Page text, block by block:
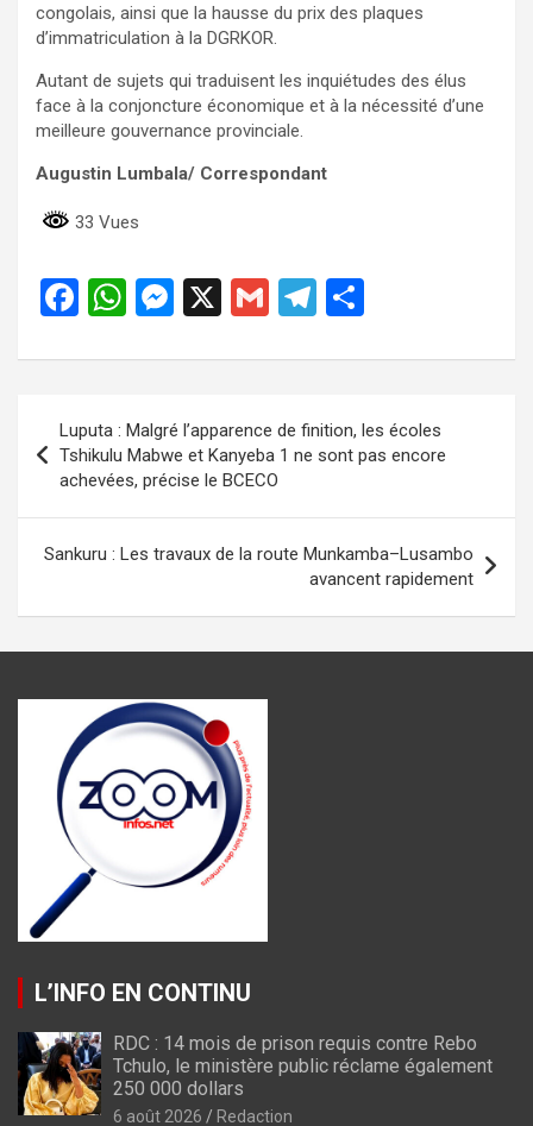
congolais, ainsi que la hausse du prix des plaques
d’immatriculation à la DGRKOR.
Autant de sujets qui traduisent les inquiétudes des élus
face à la conjoncture économique et à la nécessité d’une
meilleure gouvernance provinciale.
Augustin Lumbala/ Correspondant
33 Vues
F
ce
o
o
k
W
at
s
A
p
p
M
se
n
g
er
X
G
ail
T
e
gr
a
ta
er
de
l’article
Luputa : Malgré l’apparence de finition, les écoles
Tshikulu Mabwe et Kanyeba 1 ne sont pas encore
achevées, précise le BCECO
Sankuru : Les travaux de la route Munkamba–Lusambo
avancent rapidement
L’INFO EN CONTINU
RDC : 14 mois de prison requis contre Rebo
Tchulo, le ministère public réclame également
250 000 dollars
6 août 2026 Redaction